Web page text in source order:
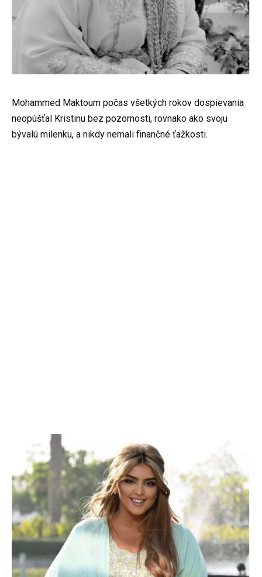
Mohammed Maktoum počas všetkých rokov dospievania
neopúšťal Kristinu bez pozornosti, rovnako ako svoju
bývalú milenku, a nikdy nemali finančné ťažkosti.